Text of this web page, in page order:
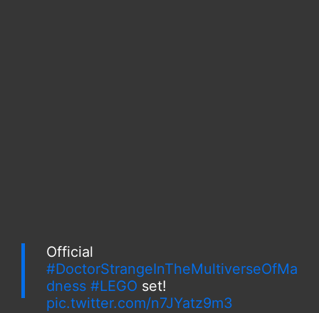
Official
#DoctorStrangeInTheMultiverseOfMa
dness #LEGO set!
pic.twitter.com/n7JYatz9m3